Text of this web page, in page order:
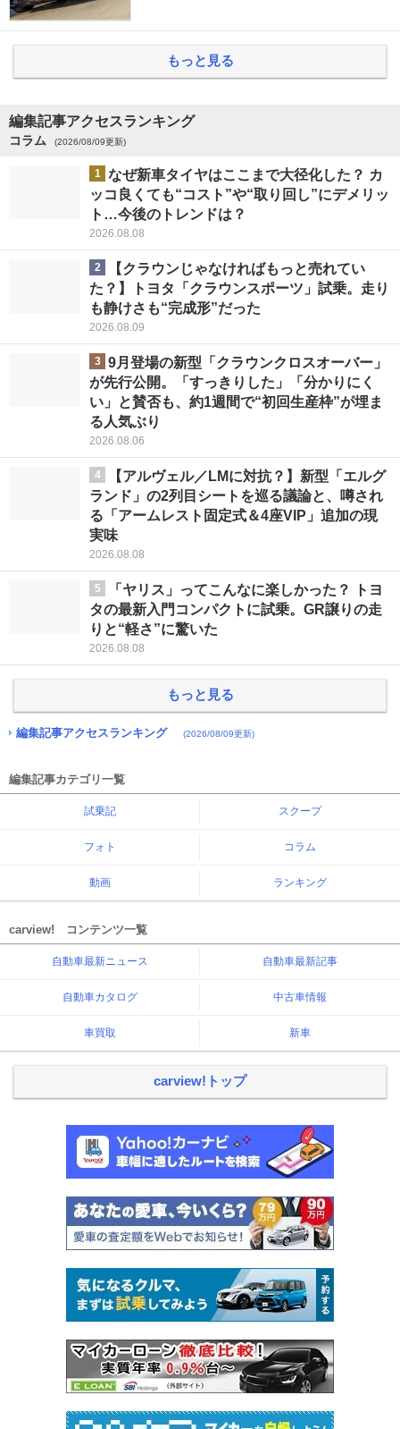
もっと見る
編集記事アクセスランキング
コラム (2026/08/09更新)
1
なぜ新車タイヤはここまで大径化した？ カ
ッコ良くても“コスト”や“取り回し”にデメリッ
ト…今後のトレンドは？
2026.08.08
2
【クラウンじゃなければもっと売れてい
た？】トヨタ「クラウンスポーツ」試乗。走り
も静けさも“完成形”だった
2026.08.09
3
9月登場の新型「クラウンクロスオーバー」
が先行公開。「すっきりした」「分かりにく
い」と賛否も、約1週間で“初回生産枠”が埋ま
る人気ぶり
2026.08.06
4
【アルヴェル／LMに対抗？】新型「エルグ
ランド」の2列目シートを巡る議論と、噂され
る「アームレスト固定式＆4座VIP」追加の現
実味
2026.08.08
5
「ヤリス」ってこんなに楽しかった？ トヨ
タの最新入門コンパクトに試乗。GR譲りの走
りと“軽さ”に驚いた
2026.08.08
もっと見る
編集記事アクセスランキング (2026/08/09更新)
編集記事カテゴリ一覧
試乗記 スクープ
フォト コラム
動画 ランキング
carview! コンテンツ一覧
自動車最新ニュース 自動車最新記事
自動車カタログ 中古車情報
車買取 新車
carview!トップ